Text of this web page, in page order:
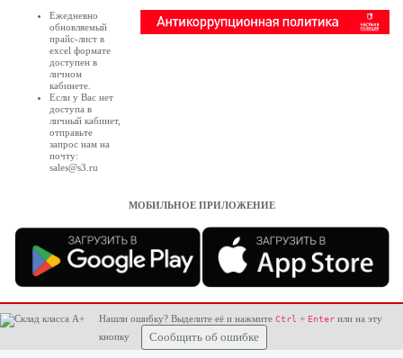
Ежедневно
обновляемый
прайс-лист в
excel формате
доступен в
личном
кабинете
Если у Вас нет
доступа в
личный кабинет,
отправьте
запрос нам на
почту:
sales@s3.ru
МОБИЛЬНОЕ ПРИЛОЖЕНИЕ
Нашли ошибку? Выделите её и нажмите Ctrl + Enter или на эту
кнопку
Сообщить об ошибке